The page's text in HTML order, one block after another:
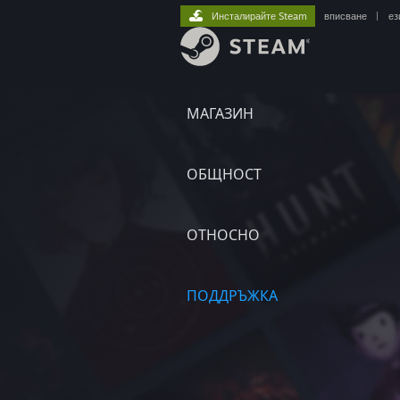
МАГАЗИН
ОБЩНОСТ
ОТНОСНО
ПОДДРЪЖКА
Инсталирайте Steam вписване